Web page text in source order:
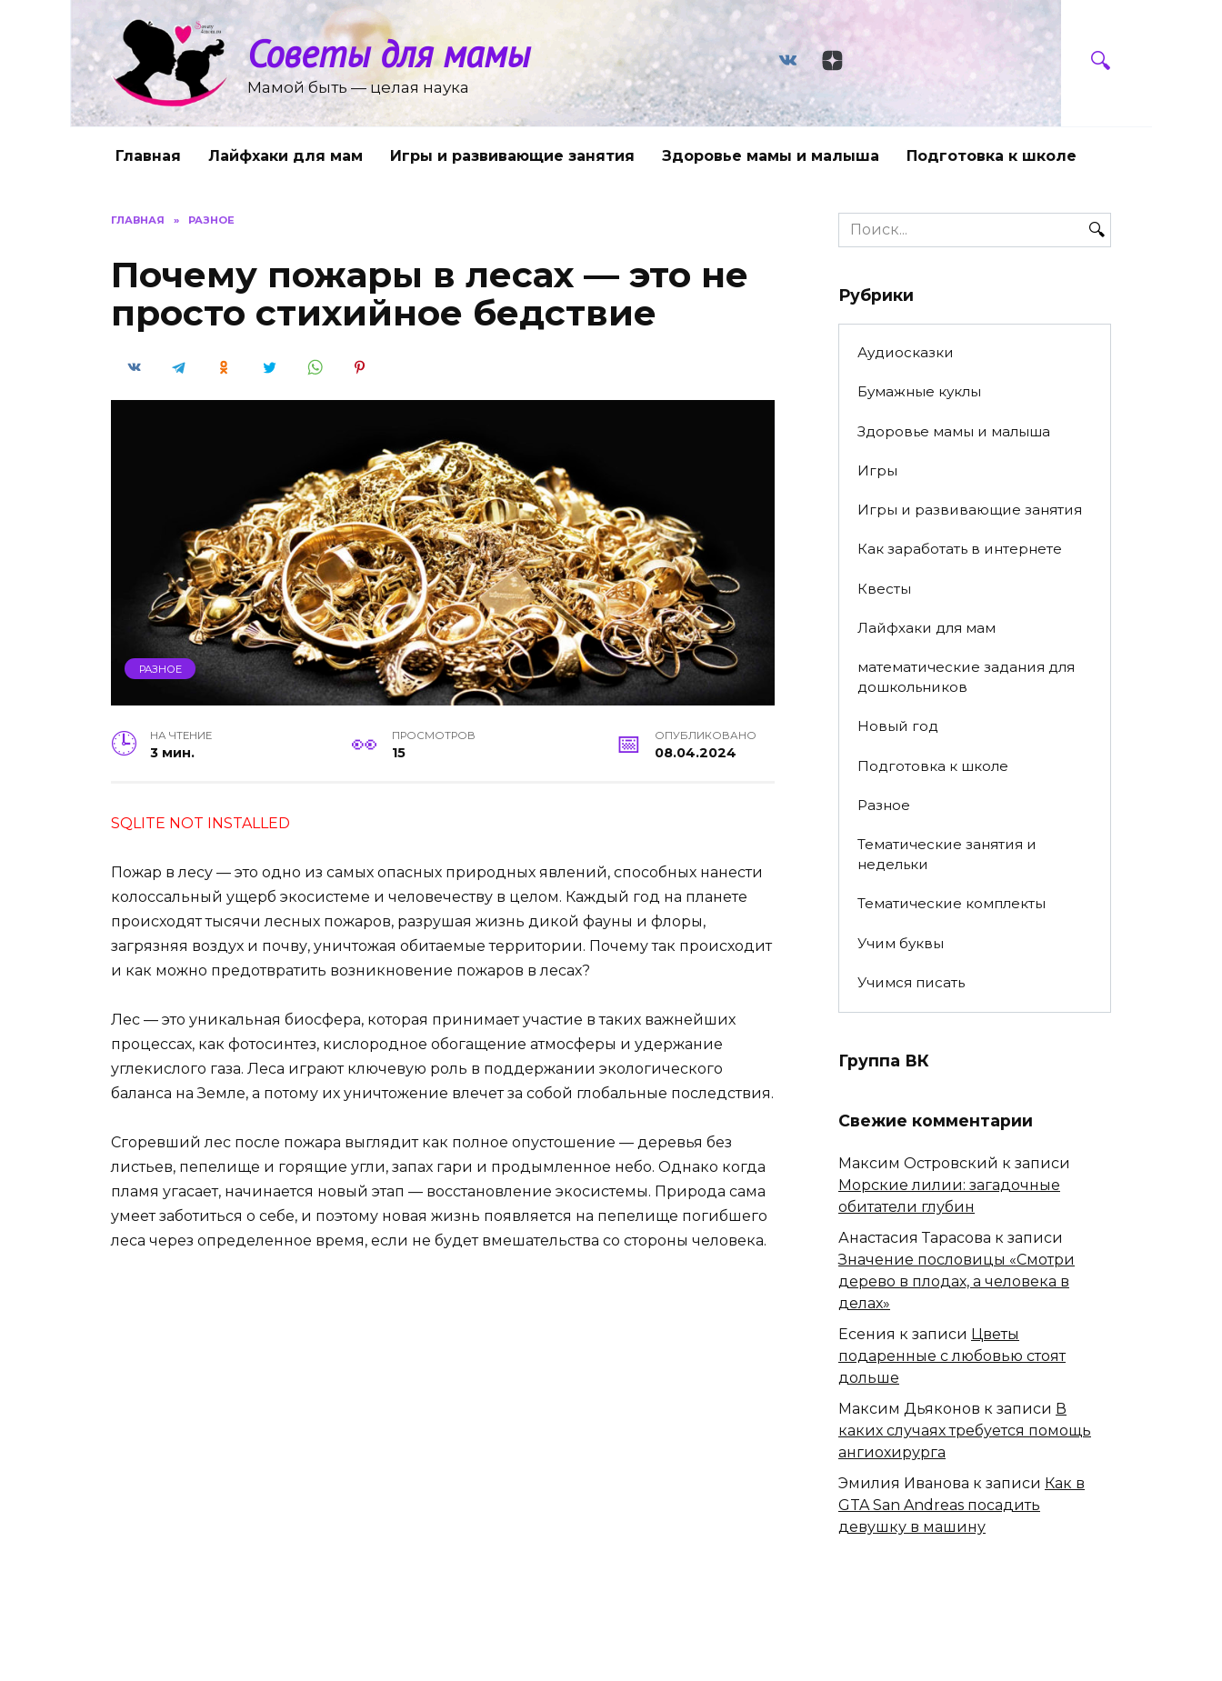
содержанию
Советы для мамы
Мамой быть — целая наука
Главная Лайфхаки для мам Игры и развивающие занятия Здоровье мамы и малыша Подготовка к школе
ГЛАВНАЯ » РАЗНОЕ
Почему пожары в лесах — это не
просто стихийное бедствие
РАЗНОЕ
НА ЧТЕНИЕ
3 мин.
ПРОСМОТРОВ
15
ОПУБЛИКОВАНО
08.04.2024
SQLITE NOT INSTALLED
Пожар в лесу — это одно из самых опасных природных явлений, способных нанести
колоссальный ущерб экосистеме и человечеству в целом. Каждый год на планете
происходят тысячи лесных пожаров, разрушая жизнь дикой фауны и флоры,
загрязняя воздух и почву, уничтожая обитаемые территории. Почему так происходит
и как можно предотвратить возникновение пожаров в лесах?
Лес — это уникальная биосфера, которая принимает участие в таких важнейших
процессах, как фотосинтез, кислородное обогащение атмосферы и удержание
углекислого газа. Леса играют ключевую роль в поддержании экологического
баланса на Земле, а потому их уничтожение влечет за собой глобальные последствия.
Сгоревший лес после пожара выглядит как полное опустошение — деревья без
листьев, пепелище и горящие угли, запах гари и продымленное небо. Однако когда
пламя угасает, начинается новый этап — восстановление экосистемы. Природа сама
умеет заботиться о себе, и поэтому новая жизнь появляется на пепелище погибшего
леса через определенное время, если не будет вмешательства со стороны человека.
Search
for:
Рубрики
Аудиосказки
Бумажные куклы
Здоровье мамы и малыша
Игры
Игры и развивающие занятия
Как заработать в интернете
Квесты
Лайфхаки для мам
математические задания для
дошкольников
Новый год
Подготовка к школе
Разное
Тематические занятия и
недельки
Тематические комплекты
Учим буквы
Учимся писать
Группа ВК
Свежие комментарии
Максим Островский к записи
Морские лилии: загадочные
обитатели глубин
Анастасия Тарасова к записи
Значение пословицы «Смотри
дерево в плодах, а человека в
делах»
Есения к записи Цветы
подаренные с любовью стоят
дольше
Максим Дьяконов к записи В
каких случаях требуется помощь
ангиохирурга
Эмилия Иванова к записи Как в
GTA San Andreas посадить
девушку в машину